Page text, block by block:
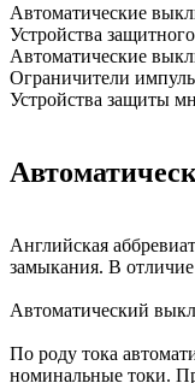
Автоматические
Устройства
Автоматические
Ограничители
Устройства защиты
Английская
замыкания. В
Автоматический
По роду тока
номинальные токи.